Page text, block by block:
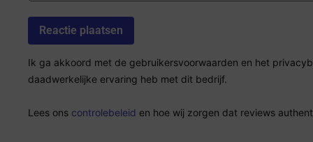
Ik ga akkoord met de gebruikersvoorwaarden en het
daadwerkelijke ervaring heb met dit bedrijf.
Lees ons controlebeleid en hoe wij zorgen dat reviews